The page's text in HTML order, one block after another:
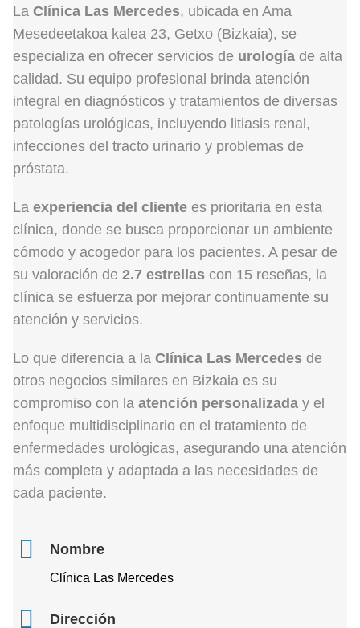
La Clínica Las Mercedes, ubicada en Ama
Mesedeetakoa kalea 23, Getxo (Bizkaia), se
especializa en ofrecer servicios de urología de alta
calidad. Su equipo profesional brinda atención
integral en diagnósticos y tratamientos de diversas
patologías urológicas, incluyendo litiasis renal,
infecciones del tracto urinario y problemas de
próstata.
La experiencia del cliente es prioritaria en esta
clínica, donde se busca proporcionar un ambiente
cómodo y acogedor para los pacientes. A pesar de
su valoración de 2.7 estrellas con 15 reseñas, la
clínica se esfuerza por mejorar continuamente su
atención y servicios.
Lo que diferencia a la Clínica Las Mercedes de
otros negocios similares en Bizkaia es su
compromiso con la atención personalizada y el
enfoque multidisciplinario en el tratamiento de
enfermedades urológicas, asegurando una atención
más completa y adaptada a las necesidades de
cada paciente.
Nombre
Clínica Las Mercedes
Dirección